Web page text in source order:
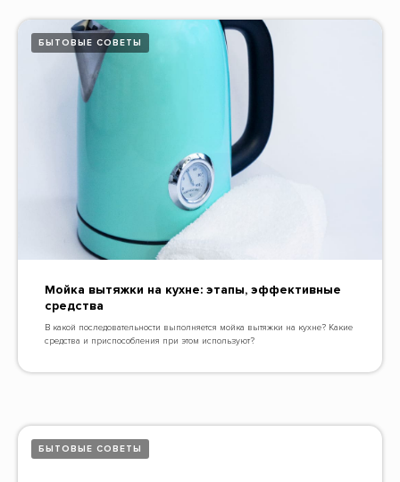
БЫТОВЫЕ СОВЕТЫ
Мойка вытяжки на кухне: этапы, эффективные
средства
В какой последовательности выполняется мойка вытяжки на кухне? Какие
средства и приспособления при этом используют?
БЫТОВЫЕ СОВЕТЫ